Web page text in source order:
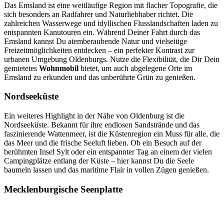
Das Emsland ist eine weitläufige Region mit flacher Topografie, die
sich besonders an Radfahrer und Naturliebhaber richtet. Die
zahlreichen Wasserwege und idyllischen Flusslandschaften laden zu
entspannten Kanutouren ein. Während Deiner Fahrt durch das
Emsland kannst Du atemberaubende Natur und vielseitige
Freizeitmöglichkeiten entdecken – ein perfekter Kontrast zur
urbanen Umgebung Oldenburgs. Nutze die Flexibilität, die Dir Dein
gemietetes Wohnmobil bietet, um auch abgelegene Orte im
Emsland zu erkunden und das unberührte Grün zu genießen.
Nordseeküste
Ein weiteres Highlight in der Nähe von Oldenburg ist die
Nordseeküste. Bekannt für ihre endlosen Sandstrände und das
faszinierende Wattenmeer, ist die Küstenregion ein Muss für alle, die
das Meer und die frische Seeluft lieben. Ob ein Besuch auf der
berühmten Insel Sylt oder ein entspannter Tag an einem der vielen
Campingplätze entlang der Küste – hier kannst Du die Seele
baumeln lassen und das maritime Flair in vollen Zügen genießen.
Mecklenburgische Seenplatte